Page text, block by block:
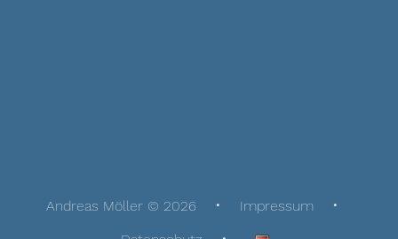
Andreas Möller © 2026
Impressum